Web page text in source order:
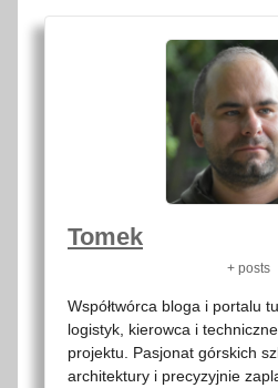
Tomek
+ posts
Współtwórca bloga i portalu
logistyk, kierowca i
projektu. Pasjonat górskich
architektury i precyzyjnie